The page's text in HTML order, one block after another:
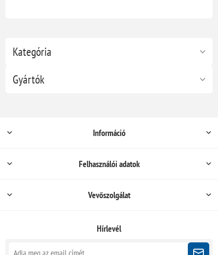
Kategória
Gyártók
Információ
Felhasználói adatok
Vevőszolgálat
Hírlevél